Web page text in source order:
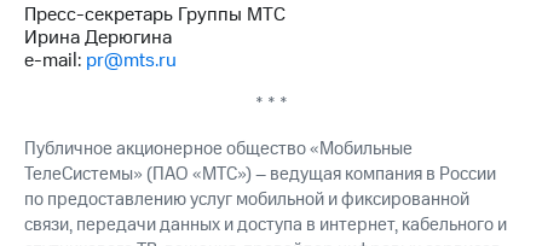
Пресс-секретарь Группы МТС
Ирина Дерюгина
e-mail: pr@mts.ru
* * *
Публичное акционерное общество «Мобильные
ТелеСистемы» (ПАО «МТС») – ведущая компания в России
по предоставлению услуг мобильной и фиксированной
связи, передачи данных и доступа в интернет, кабельного и